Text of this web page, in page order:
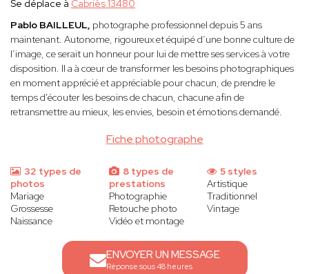
Fiche photographe
Se déplace à Cabriès 13480
Pablo BAILLEUL, photographe professionnel depuis 5 ans
maintenant. Autonome, rigoureux et équipé d’une bonne culture de
l’image, ce serait un honneur pour lui de mettre ses services à votre
disposition. Il a à cœur de transformer les besoins photographiques
en moment apprécié et appréciable pour chacun, de prendre le
temps d'écouter les besoins de chacun, chacune afin de
retransmettre au mieux, les envies, besoin et émotions demandé.
32 types de
photos
Mariage
Grossesse
Naissance
8 types de
prestations
Photographie
Retouche photo
Vidéo et montage
5 styles
Artistique
Traditionnel
Vintage
ENVOYER UN MESSAGE
Réponse sous 48 heures